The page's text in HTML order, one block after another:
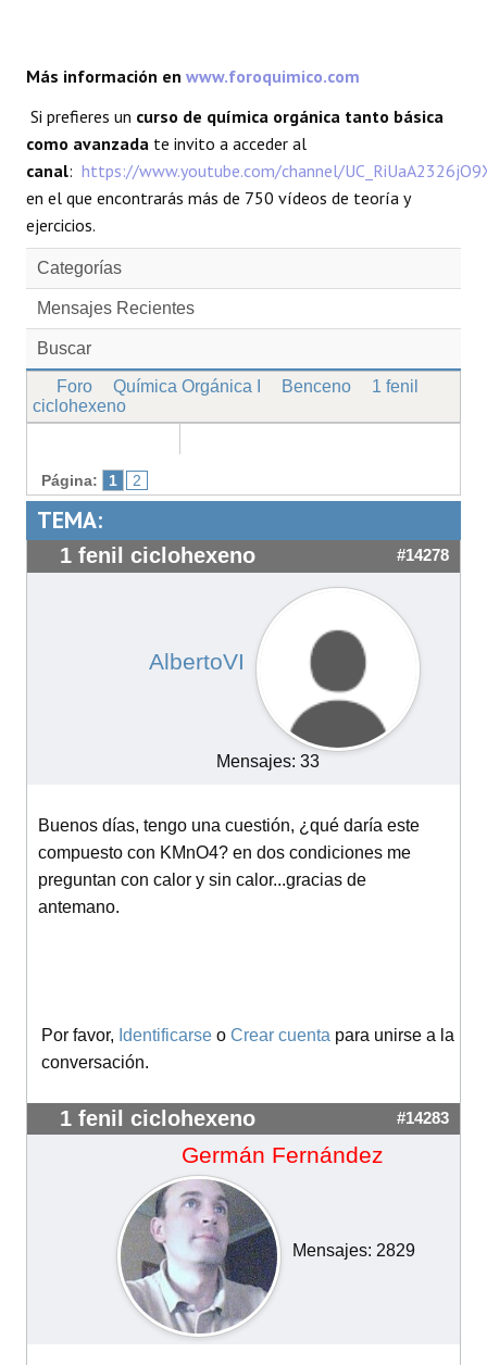
Más información en www.foroquimico.com
Si prefieres un curso de química orgánica tanto básica
como avanzada te invito a acceder al
canal: https://www.youtube.com/channel/
en el que encontrarás más de 750 vídeos de teoría y
ejercicios.
Categorías
Mensajes Recientes
Buscar
Foro Química Orgánica I Benceno
1 fenil
ciclohexeno
Página: 1 2
TEMA:
1 fenil ciclohexeno #14278
AlbertoVI
Mensajes: 33
Buenos días, tengo una cuestión, ¿qué daría este
compuesto con KMnO4? en dos condiciones me
preguntan con calor y sin calor...gracias de
antemano.
Por favor, Identificarse o Crear cuenta para unirse a la
conversación.
1 fenil ciclohexeno #14283
Germán Fernández
Mensajes: 2829